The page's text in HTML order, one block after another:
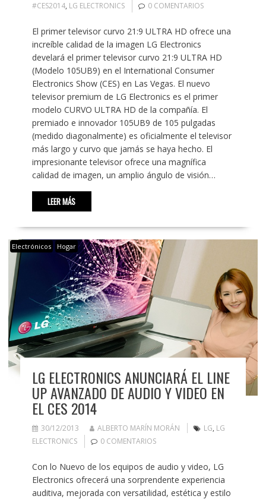
#CES2014, LG ELECTRONICS 0 COMENTARIOS
El primer televisor curvo 21:9 ULTRA HD ofrece una
increíble calidad de la imagen LG Electronics
develará el primer televisor curvo 21:9 ULTRA HD
(Modelo 105UB9) en el International Consumer
Electronics Show (CES) en Las Vegas. El nuevo
televisor premium de LG Electronics es el primer
modelo CURVO ULTRA HD de la compañía. El
premiado e innovador 105UB9 de 105 pulgadas
(medido diagonalmente) es oficialmente el televisor
más largo y curvo que jamás se haya hecho. El
impresionante televisor ofrece una magnífica
calidad de imagen, un amplio ángulo de visión…
LEER MÁS
Electrónicos Hogar
LG ELECTRONICS ANUNCIARÁ EL LINE
UP AVANZADO DE AUDIO Y VIDEO EN
EL CES 2014
30/12/2013 ALBERTO MARÍN MORÁN LG, LG
ELECTRONICS
0 COMENTARIOS
Con lo Nuevo de los equipos de audio y video, LG
Electronics ofrecerá una sorprendente experiencia
auditiva, mejorada con versatilidad, estética y estilo